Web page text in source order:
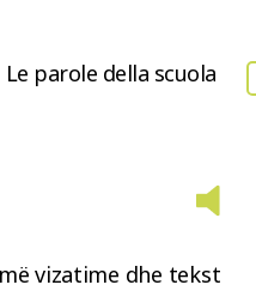
Le parole della scuola
vizatime dhe tekst